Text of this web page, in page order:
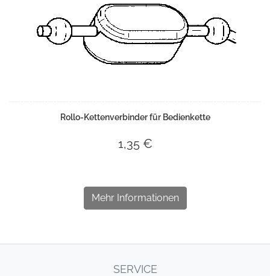
Rollo-Kettenverbinder für Bedienkette
1,35 €
Mehr Informationen
SERVICE